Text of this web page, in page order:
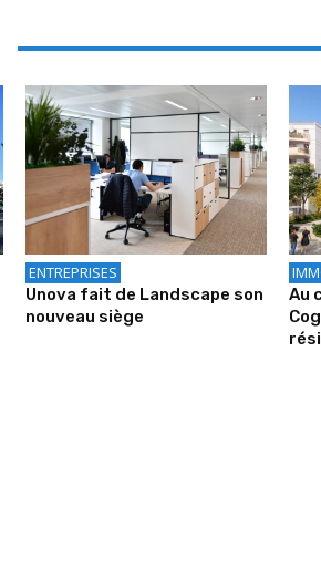
ENTREPRISES
Unova fait de Landscape son
nouveau siège
Au